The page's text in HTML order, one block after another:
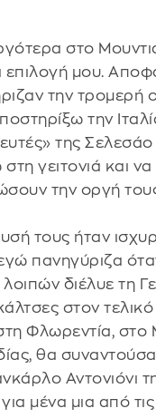
στο
επιλογή μου.
την τρομερή
την
της Σελεσάο
γειτονιά και να
την οργή
τους ήταν
πανηγύριζα
λοιπών διέλυε τη
στον
Φλωρεντία,
θα
Αντονιόνι
μένα μια από